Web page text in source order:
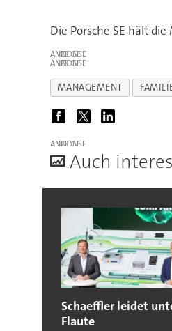
Die Porsche SE hält
ANZEIGE
ANZEIGE
MANAGEMENT
ANZEIGE
Auch
Schaeffler leidet
Flaute